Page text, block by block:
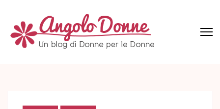
content
(Press